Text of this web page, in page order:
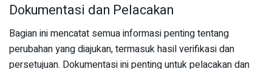
Dokumentasi dan Pelacakan
Bagian ini mencatat semua informasi penting tentang
perubahan yang diajukan, termasuk hasil verifikasi dan
persetujuan. Dokumentasi ini penting untuk pelacakan dan